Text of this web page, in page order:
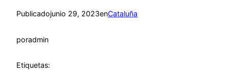
Publicadojunio 29, 2023enCataluña
poradmin
Etiquetas: